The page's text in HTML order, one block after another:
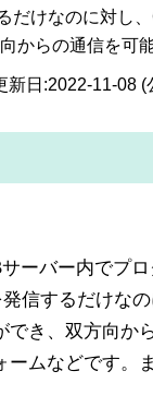
だけなのに対し
からの通信を可
新日:2022-11-08
ーバー内でプ
信するだけなの
き、双方向か
ームなどです。